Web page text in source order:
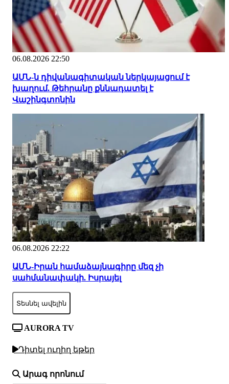
06.08.2026 22:50
ԱՄՆ-ն դիվանագիտական ներկայացում է
խաղում. Թեհրանը քննադատել է
Վաշինգտոնին
06.08.2026 22:22
ԱՄՆ-Իրան համաձայնագիրը մեզ չի
սահմանափակի. Իսրայել
Տեսնել ավելին
AURORA TV
Դիտել ուղիղ եթեր
Արագ որոնում